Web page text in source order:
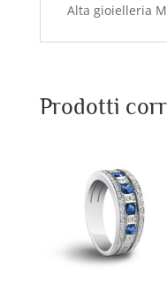
Alta gioielleria
Prodotti